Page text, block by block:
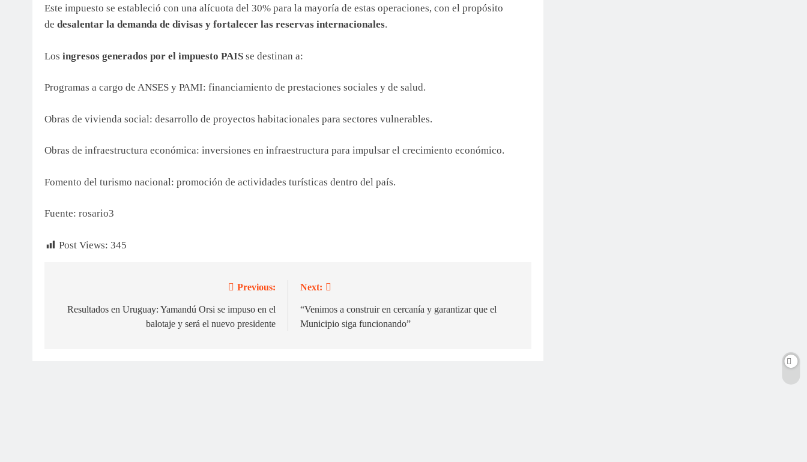
Este impuesto se estableció con una alícuota del 30% para la mayoría de estas operaciones, con el propósito
de desalentar la demanda de divisas y fortalecer las reservas internacionales.
Los ingresos generados por el impuesto PAIS se destinan a:
Programas a cargo de ANSES y PAMI: financiamiento de prestaciones sociales y de salud.
Obras de vivienda social: desarrollo de proyectos habitacionales para sectores vulnerables.
Obras de infraestructura económica: inversiones en infraestructura para impulsar el crecimiento económico.
Fomento del turismo nacional: promoción de actividades turísticas dentro del país.
Fuente: rosario3
Post Views: 345
de
Previous:
Resultados en Uruguay: Yamandú Orsi se impuso en el
balotaje y será el nuevo presidente
Next:
“Venimos a construir en cercanía y garantizar que el
Municipio siga funcionando”